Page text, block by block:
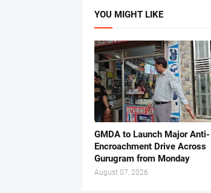
YOU MIGHT LIKE
GMDA to Launch Major Anti-
Encroachment Drive Across
Gurugram from Monday
August 07, 2026